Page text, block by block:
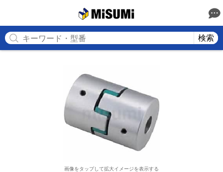
検索
画像をタップして拡大イメージを表示する